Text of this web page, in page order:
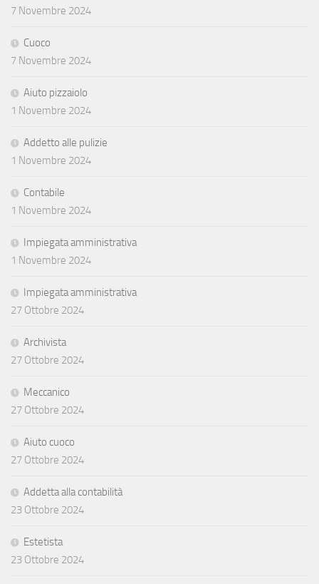
7 Novembre 2024
Cuoco
7 Novembre 2024
Aiuto pizzaiolo
1 Novembre 2024
Addetto alle pulizie
1 Novembre 2024
Contabile
1 Novembre 2024
Impiegata amministrativa
1 Novembre 2024
Impiegata amministrativa
27 Ottobre 2024
Archivista
27 Ottobre 2024
Meccanico
27 Ottobre 2024
Aiuto cuoco
27 Ottobre 2024
Addetta alla contabilità
23 Ottobre 2024
Estetista
23 Ottobre 2024